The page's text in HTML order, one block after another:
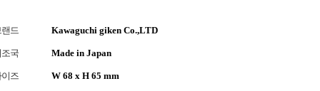
드 Kawaguchi giken Co.,LTD
국 Made in Japan
즈 W 68 x H 65 mm